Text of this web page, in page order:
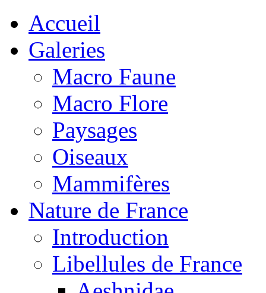
Accueil
Galeries
Macro Faune
Macro Flore
Paysages
Oiseaux
Mammifères
Nature de France
Introduction
Libellules de France